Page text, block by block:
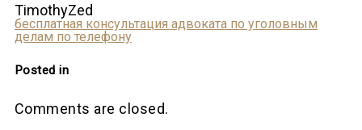
TimothyZed
бесплатная консультация адвоката по уголовным
делам по телефону
Posted in
Comments are closed.